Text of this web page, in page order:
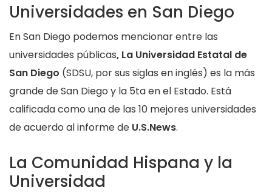
Universidades en San Diego
En San Diego podemos mencionar entre las
universidades públicas, La Universidad Estatal de
San Diego (SDSU, por sus siglas en inglés) es la más
grande de San Diego y la 5ta en el Estado. Está
calificada como una de las 10 mejores universidades
de acuerdo al informe de U.S.News.
La Comunidad Hispana y la
Universidad